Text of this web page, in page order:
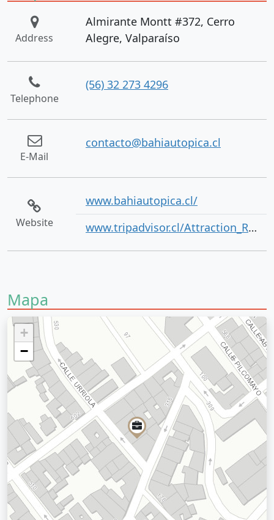
Address
Almirante Montt #372, Cerro
Alegre, Valparaíso
Telephone
(56) 32 273 4296
E-Mail
contacto@bahiautopica.cl
Website
www.bahiautopica.cl/
www.tripadvisor.cl/Attraction_Review-g294306-d3728520-Reviews-Galeria_de_Arte_Bahia_Utopica-Valparaiso_Valparaiso_Region.html
Mapa
+
−